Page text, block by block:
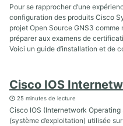
Pour se rapprocher d’une
configuration des produits Cisco
projet Open Source GNS3
préparer aux examens de
Voici un guide d’installation et de
Cisco IOS
25 minutes de lecture
Cisco IOS (Internetwork
(système d’exploitation) utilisée